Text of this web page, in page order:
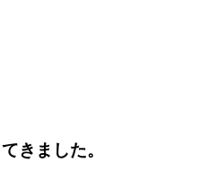
きました。